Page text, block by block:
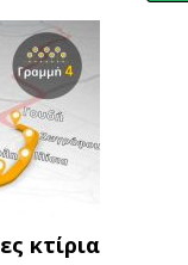
κτίρια